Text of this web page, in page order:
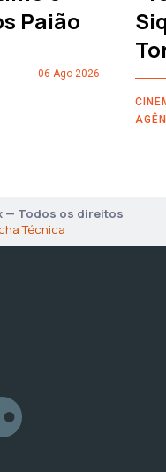
Paião
06 Ago 2026
— Todos os direitos
Técnica